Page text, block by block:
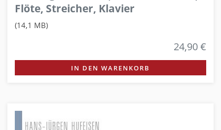
Flöte, Streicher, Klavier
(14,1 MB)
24,90 €
IN DEN WARENKORB